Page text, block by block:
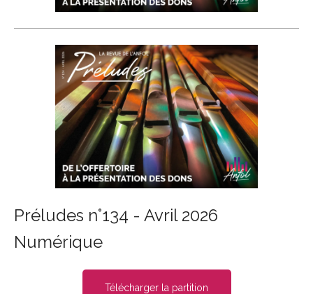
Préludes n°134 - Avril 2026
Numérique
Télécharger la partition